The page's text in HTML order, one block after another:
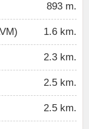
893 m.
1.6 km.
2.3 km.
2.5 km.
2.5 km.